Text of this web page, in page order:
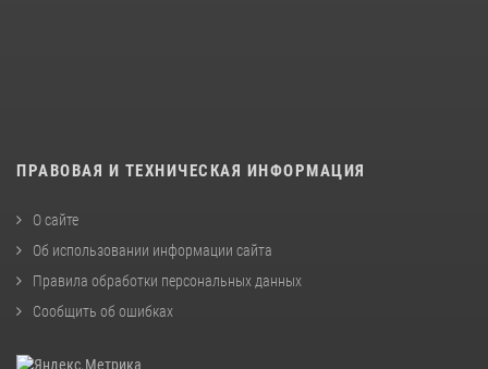
ПРАВОВАЯ И ТЕХНИЧЕСКАЯ ИНФОРМАЦИЯ
О сайте
Об использовании информации сайта
Правила обработки персональных данных
Сообщить об ошибках